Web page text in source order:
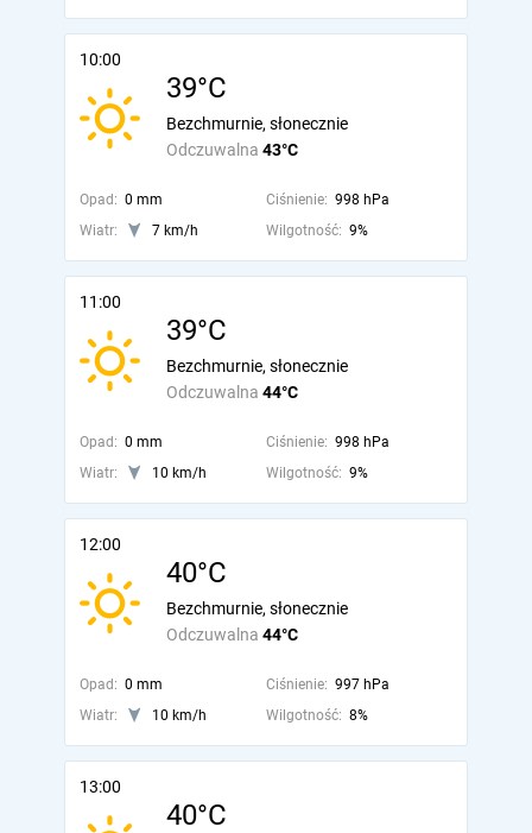
10:00
39°C
Odczuwalna 43°C
Bezchmurnie, słonecznie
Opad: 0 mm Ciśnienie: 998 hPa
Wiatr:
7 km/h Wilgotność: 9%
11:00
39°C
Odczuwalna 44°C
Bezchmurnie, słonecznie
Opad: 0 mm Ciśnienie: 998 hPa
Wiatr:
10 km/h Wilgotność: 9%
12:00
40°C
Odczuwalna 44°C
Bezchmurnie, słonecznie
Opad: 0 mm Ciśnienie: 997 hPa
Wiatr:
10 km/h Wilgotność: 8%
13:00
40°C